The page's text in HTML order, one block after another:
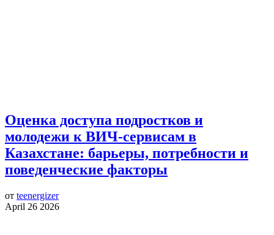
Оценка доступа подростков и
молодежи к ВИЧ-сервисам в
Казахстане: барьеры, потребности и
поведенческие факторы
от teenergizer
April 26 2026